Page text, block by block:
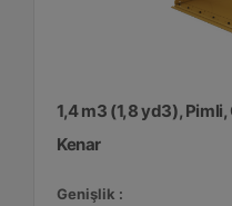
1,4 m3 (1,8 yd3), Pimli,
Kenar
Genişlik :